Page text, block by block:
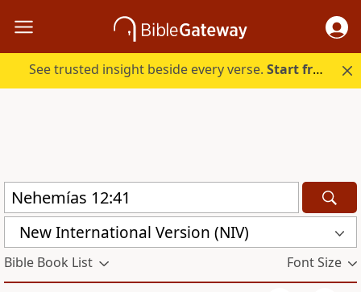
See trusted insight beside every verse.Start free.
New International Version (NIV)
Bible Book List Font Size